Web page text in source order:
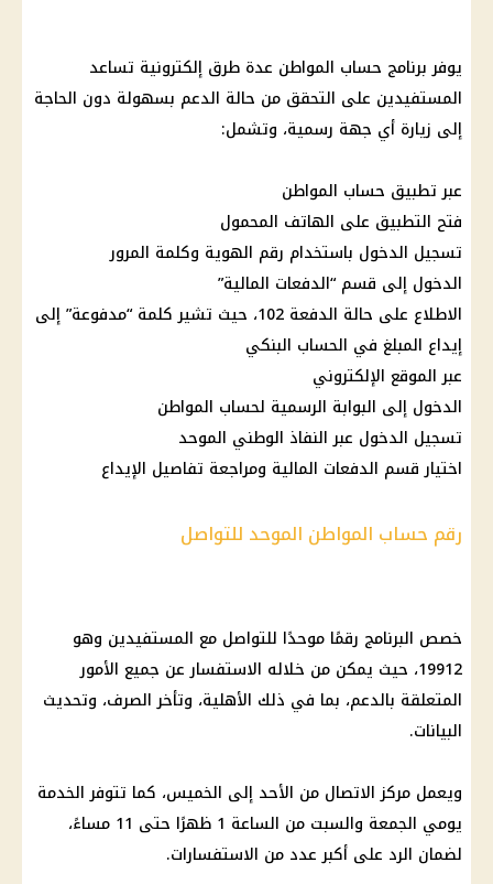
يوفر برنامج حساب المواطن عدة طرق إلكترونية تساعد
المستفيدين على التحقق من حالة الدعم بسهولة دون الحاجة
إلى زيارة أي جهة رسمية، وتشمل:
عبر تطبيق حساب المواطن
فتح التطبيق على الهاتف المحمول
تسجيل الدخول باستخدام رقم الهوية وكلمة المرور
الدخول إلى قسم “الدفعات المالية”
الاطلاع على حالة الدفعة 102، حيث تشير كلمة “مدفوعة” إلى
إيداع المبلغ في الحساب البنكي
عبر الموقع الإلكتروني
الدخول إلى البوابة الرسمية لحساب المواطن
تسجيل الدخول عبر النفاذ الوطني الموحد
اختيار قسم الدفعات المالية ومراجعة تفاصيل الإيداع
رقم حساب المواطن الموحد للتواصل
خصص البرنامج رقمًا موحدًا للتواصل مع المستفيدين وهو
19912، حيث يمكن من خلاله الاستفسار عن جميع الأمور
المتعلقة بالدعم، بما في ذلك الأهلية، وتأخر الصرف، وتحديث
البيانات.
ويعمل مركز الاتصال من الأحد إلى الخميس، كما تتوفر الخدمة
يومي الجمعة والسبت من الساعة 1 ظهرًا حتى 11 مساءً،
لضمان الرد على أكبر عدد من الاستفسارات.